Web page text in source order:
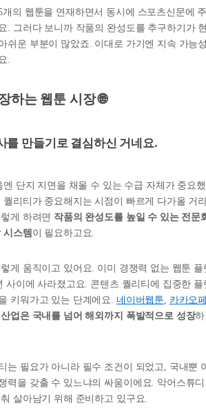
개의 웹툰을 연재하면서 동시에 스포츠신문에
. 그러다 보니까 작품의 완성도를 추구하기가
쉬운 부분이 많았죠. 이대로 가기엔 지속 가능
.
하는 웹툰 시장 🌐
를 만들기로 결심하신 거네요.
엔 단지 지면을 채울 수 있는 수급 자체가 중요했
퀄리티가 중요해지는 시점이 빠르게 다가올 거
게 하려면 작품의 완성도를 높일 수 있는 전문
시스템 이 필요하고요.
게 움직이고 있어요. 이미 경쟁력 없는 웹툰 플
사이에 사라졌고요. 콘텐츠 퀄리티에 집중한 플
키워가고 있는 단계에요. 네이버웹툰
카카오
업은 국내를 넘어 해외까지 폭발적으로 성장하
는 필요가 아니라 필수 조건이 되었고, 국내뿐
력을 갖출 수 있느냐의 싸움이에요. 악어스튜디
살아남기 위해 준비하고 있구요.